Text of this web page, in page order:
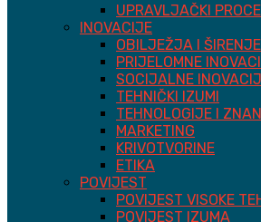
UPRAVLJAČKI
INOVACIJE
OBILJEŽJA I
PRIJELOMNE
SOCIJALNE
TEHNIČKI IZUMI
TEHNOLOGIJE I
MARKETING
KRIVOTVORINE
ETIKA
POVIJEST
POVIJEST VISOKE
POVIJEST IZUMA